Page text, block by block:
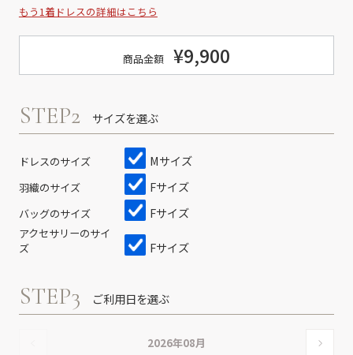
もう1着ドレスの詳細はこちら
商品金額 ¥9,900
STEP2 サイズを選ぶ
ドレスのサイズ Mサイズ
羽織のサイズ Fサイズ
バッグのサイズ Fサイズ
アクセサリーのサイ
ズ
Fサイズ
STEP3 ご利用日を選ぶ
2026年08月